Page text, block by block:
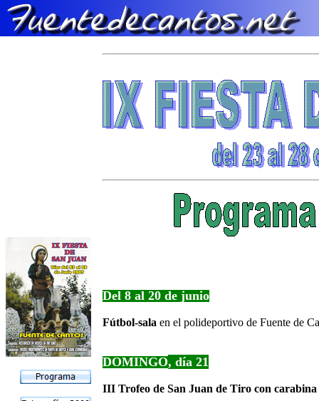
Del 8 al 20 de junio
Fútbol-sala en el polideportivo de Fuente de
DOMINGO, día 21
III Trofeo de San Juan de Tiro con carabina